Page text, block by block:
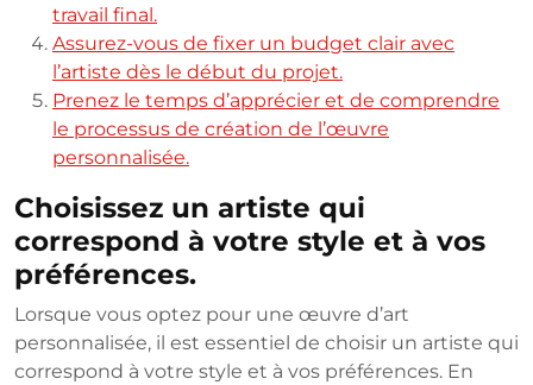
travail final.
Assurez-vous de fixer un budget clair avec
l’artiste dès le début du projet.
Prenez le temps d’apprécier et de comprendre
le processus de création de l’œuvre
personnalisée.
Choisissez un artiste qui
correspond à votre style et à vos
préférences.
Lorsque vous optez pour une œuvre d’art
personnalisée, il est essentiel de choisir un artiste qui
correspond à votre style et à vos préférences. En